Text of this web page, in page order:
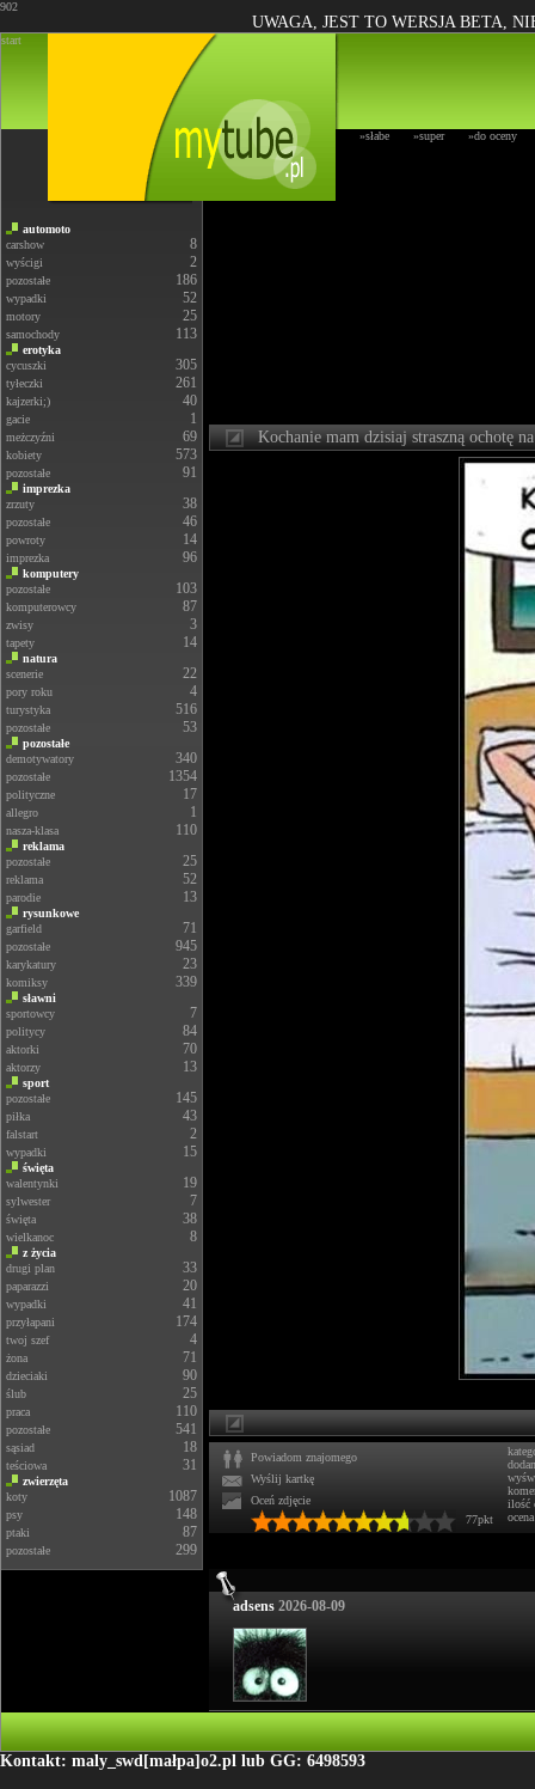
902
UWAGA, JEST TO WERSJA BETA,
start
»słabe »super »do oceny
automoto
carshow
8
wyścigi 2
pozostałe 186
wypadki 52
motory 25
samochody 113
erotyka
cycuszki
305
tyłeczki 261
kajzerki;) 40
gacie 1
meżczyźni 69
kobiety 573
pozostałe 91
imprezka
zrzuty
38
pozostałe 46
powroty 14
imprezka 96
komputery
pozostałe
103
komputerowcy 87
zwisy 3
tapety 14
natura
scenerie
22
pory roku 4
turystyka 516
pozostałe 53
pozostałe
demotywatory
340
pozostałe 1354
polityczne 17
allegro 1
nasza-klasa 110
reklama
pozostałe
25
reklama 52
parodie 13
rysunkowe
garfield
71
pozostałe 945
karykatury 23
komiksy 339
sławni
sportowcy
7
politycy 84
aktorki 70
aktorzy 13
sport
pozostałe
145
piłka 43
falstart 2
wypadki 15
święta
walentynki
19
sylwester 7
święta 38
wielkanoc 8
z życia
drugi plan
33
paparazzi 20
wypadki 41
przyłapani 174
twoj szef 4
żona 71
dzieciaki 90
ślub 25
praca 110
pozostałe 541
sąsiad 18
teściowa 31
zwierzęta
koty
1087
psy 148
ptaki 87
pozostałe 299
Kochanie mam dzisiaj straszną ochotę
Powiadom znajomego
Wyślij kartkę
Oceń zdjęcie
77pkt
ilość
ocena
adsens 2026-08-09
Kontakt: maly_swd[małpa]o2.pl lub GG: 6498593